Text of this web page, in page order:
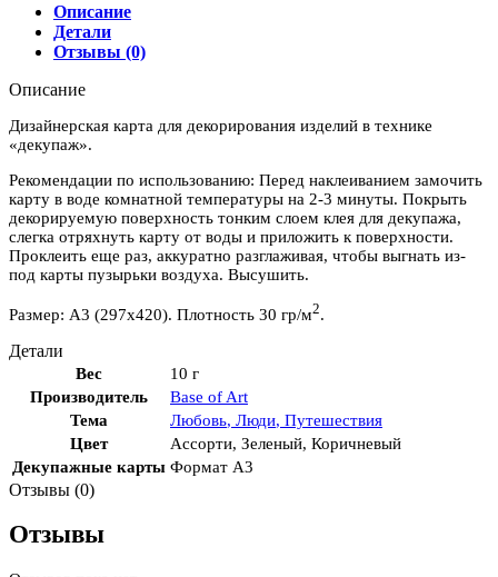
Описание
Детали
Отзывы (0)
Описание
Дизайнерская карта для декорирования изделий в технике
«декупаж».
Рекомендации по использованию: Перед наклеиванием замочить
карту в воде комнатной температуры на 2-3 минуты. Покрыть
декорируемую поверхность тонким слоем клея для декупажа,
слегка отряхнуть карту от воды и приложить к поверхности.
Проклеить еще раз, аккуратно разглаживая, чтобы выгнать из-
под карты пузырьки воздуха. Высушить.
Размер: А3 (297х420). Плотность 30 гр/м2.
Детали
Вес
10 г
Производитель
Base of Art
Тема
Любовь, Люди, Путешествия
Цвет
Ассорти, Зеленый, Коричневый
Декупажные карты Формат А3
Отзывы (0)
Отзывы